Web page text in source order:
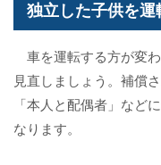
独立した子供を
車を運転する方が変
見直しましょう。補償
「本人と配偶者」など
なります。